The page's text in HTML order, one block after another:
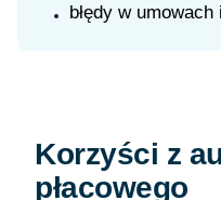
błędy w
Korzyści z
płacowego